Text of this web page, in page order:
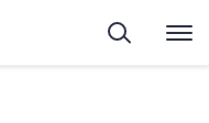
Pesquisa